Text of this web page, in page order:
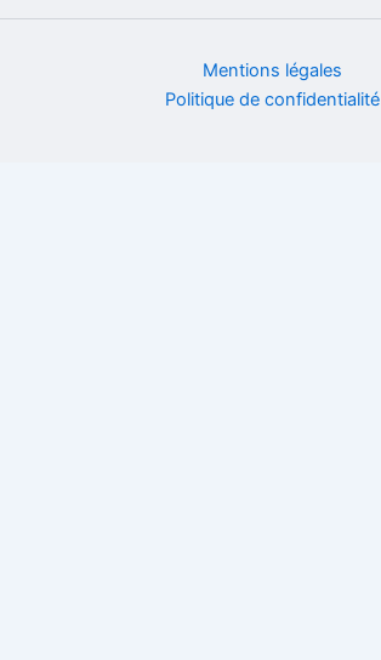
Mentions légales
Politique de confidentialité